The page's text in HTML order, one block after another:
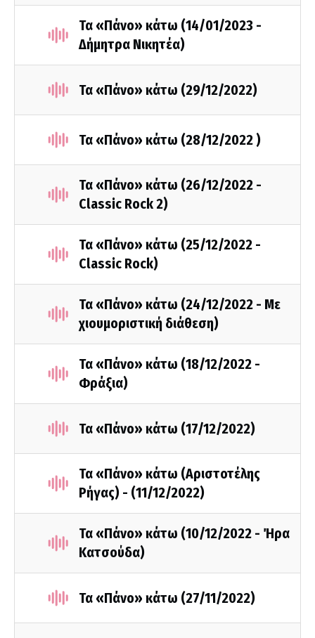
Τα «Πάνο» κάτω (14/01/2023 -
Δήμητρα Νικητέα)
Τα «Πάνο» κάτω (29/12/2022)
Τα «Πάνο» κάτω (28/12/2022 )
Τα «Πάνο» κάτω (26/12/2022 -
Classic Rock 2)
Τα «Πάνο» κάτω (25/12/2022 -
Classic Rock)
Τα «Πάνο» κάτω (24/12/2022 - Με
χιουμοριστική διάθεση)
Τα «Πάνο» κάτω (18/12/2022 -
Φράξια)
Τα «Πάνο» κάτω (17/12/2022)
Τα «Πάνο» κάτω (Αριστοτέλης
Ρήγας) - (11/12/2022)
Τα «Πάνο» κάτω (10/12/2022 - Ήρα
Κατσούδα)
Τα «Πάνο» κάτω (27/11/2022)